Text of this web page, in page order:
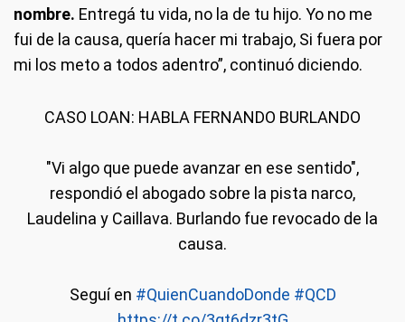
nombre. Entregá tu vida, no la de tu hijo. Yo no me
fui de la causa, quería hacer mi trabajo, Si fuera por
mi los meto a todos adentro”, continuó diciendo.
CASO LOAN: HABLA FERNANDO BURLANDO
"Vi algo que puede avanzar en ese sentido",
respondió el abogado sobre la pista narco,
Laudelina y Caillava. Burlando fue revocado de la
causa.
Seguí en #QuienCuandoDonde #QCD